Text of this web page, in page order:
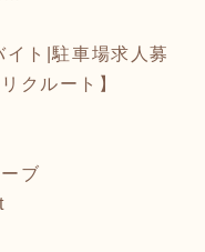
ト|駐車場求人募
クルート】
ブ